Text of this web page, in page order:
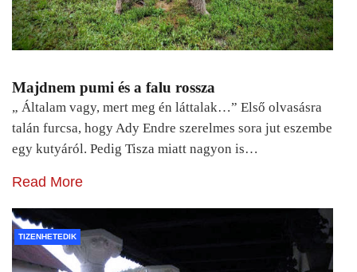
Majdnem pumi és a falu rossza
„ Általam vagy, mert meg én láttalak…” Első olvasásra
talán furcsa, hogy Ady Endre szerelmes sora jut eszembe
egy kutyáról. Pedig Tisza miatt nagyon is…
Read More
TIZENHETEDIK